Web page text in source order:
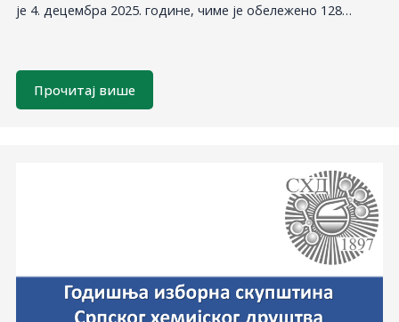
је 4. децембра 2025. године, чиме је обележено 128…
Прочитај више